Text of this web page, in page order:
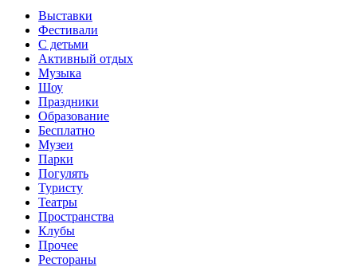
Выставки
Фестивали
С детьми
Активный отдых
Музыка
Шоу
Праздники
Образование
Бесплатно
Музеи
Парки
Погулять
Туристу
Театры
Пространства
Клубы
Прочее
Рестораны